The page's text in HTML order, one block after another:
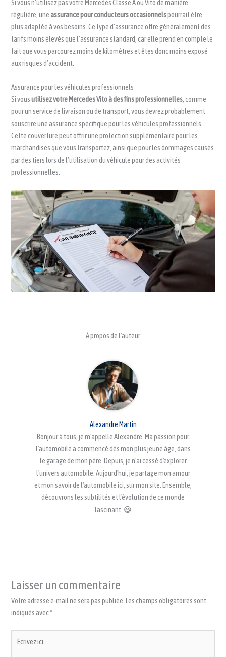
Si vous n’utilisez pas votre Mercedes Classe A ou Vito de manière
régulière, uneassurance pour conducteurs occasionnelspourrait être
plus adaptée à vos besoins. Ce type d’assurance offre généralement des
tarifs moins élevés que l’assurance standard, car elle prend en compte le
fait que vous parcourez moins de kilomètres et êtes donc moins exposé
aux risques d’accident.
Assurance pour les véhicules professionnels
Si vousutilisez votre Mercedes Vito à des fins professionnelles , comme
pour un service de livraison ou de transport, vous devrez probablement
souscrire une assurance spécifique pour les véhicules professionnels.
Cette couverture peut offrir une protection supplémentaire pour les
marchandises que vous transportez, ainsi que pour les dommages causés
par des tiers lors de l’utilisation du véhicule pour des activités
professionnelles.
À propos de l'auteur
Alexandre Martin
Bonjour à tous, je m'appelle Alexandre. Ma passion pour
l'automobile a commencé dès mon plus jeune âge, dans
le garage de mon père. Depuis, je n'ai cessé d'explorer
l'univers automobile. Aujourd'hui, je partage mon amour
et mon savoir de l'automobile ici, sur mon site. Ensemble,
découvrons les subtilités et l'évolution de ce monde
fascinant. 😃
Laisser un commentaire
Votre adresse e-mail ne sera pas publiée. Les champs obligatoires sont
indiqués avec*